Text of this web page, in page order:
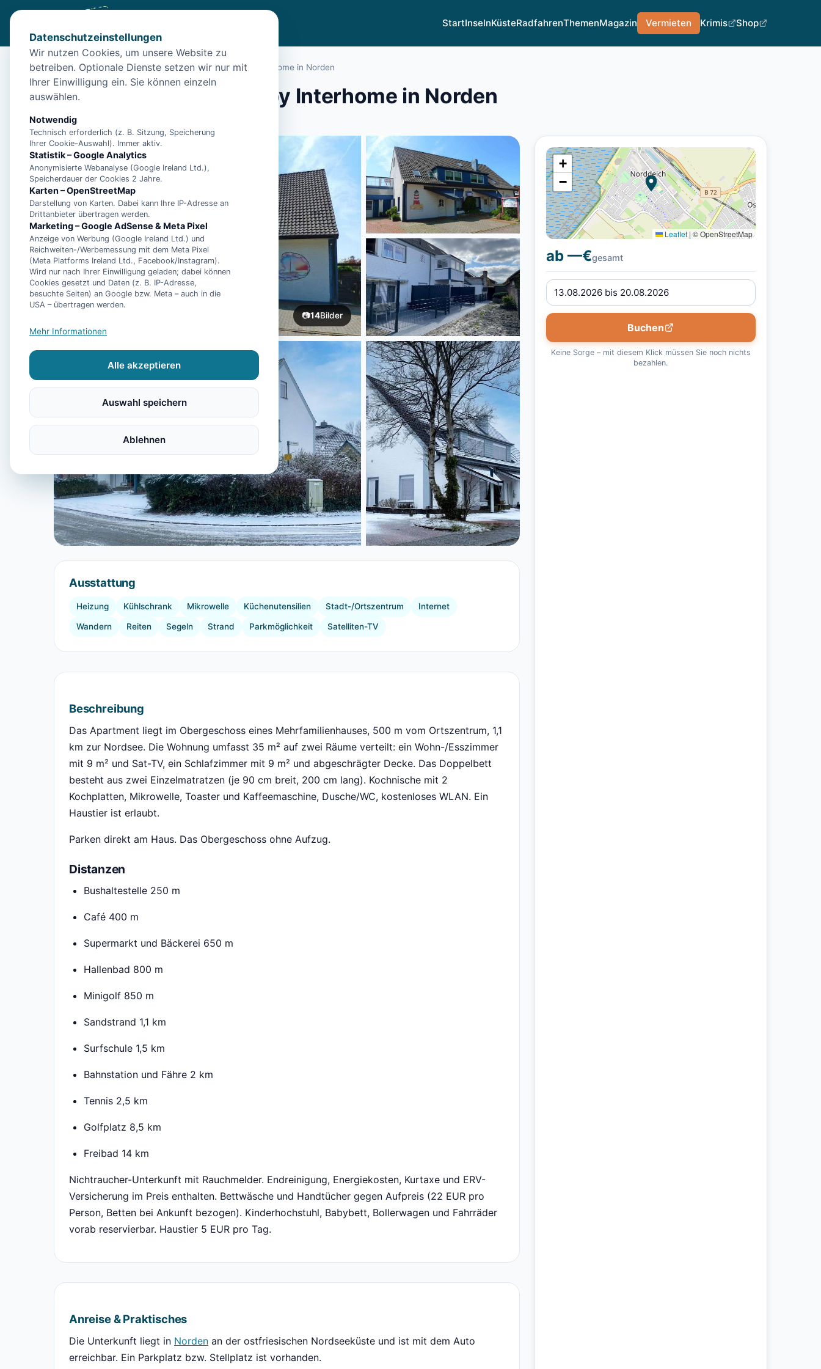
StartInselnKüsteRadfahrenThemenMagazin Vermieten Krimis Shop
Start Unterkünfte Norden/Ferienwohnung Mole by Interhome in Norden
Ferienwohnung Mole by Interhome in Norden
26506 Norden
📷14Bilder
Ausstattung
Heizung Kühlschrank Mikrowelle Küchenutensilien Stadt-/Ortszentrum Internet
Wandern Reiten Segeln Strand Parkmöglichkeit Satelliten-TV
Beschreibung
Das Apartment liegt im Obergeschoss eines Mehrfamilienhauses, 500 m vom Ortszentrum, 1,1
km zur Nordsee. Die Wohnung umfasst 35 m² auf zwei Räume verteilt: ein Wohn-/Esszimmer
mit 9 m² und Sat-TV, ein Schlafzimmer mit 9 m² und abgeschrägter Decke. Das Doppelbett
besteht aus zwei Einzelmatratzen (je 90 cm breit, 200 cm lang). Kochnische mit 2
Kochplatten, Mikrowelle, Toaster und Kaffeemaschine, Dusche/WC, kostenloses WLAN. Ein
Haustier ist erlaubt.
Parken direkt am Haus. Das Obergeschoss ohne Aufzug.
Distanzen
Bushaltestelle 250 m
Café 400 m
Supermarkt und Bäckerei 650 m
Hallenbad 800 m
Minigolf 850 m
Sandstrand 1,1 km
Surfschule 1,5 km
Bahnstation und Fähre 2 km
Tennis 2,5 km
Golfplatz 8,5 km
Freibad 14 km
Nichtraucher-Unterkunft mit Rauchmelder. Endreinigung, Energiekosten, Kurtaxe und ERV-
Versicherung im Preis enthalten. Bettwäsche und Handtücher gegen Aufpreis (22 EUR pro
Person, Betten bei Ankunft bezogen). Kinderhochstuhl, Babybett, Bollerwagen und Fahrräder
vorab reservierbar. Haustier 5 EUR pro Tag.
Anreise & Praktisches
Die Unterkunft liegt in Norden an der ostfriesischen Nordseeküste und ist mit dem Auto
erreichbar. Ein Parkplatz bzw. Stellplatz ist vorhanden.
+
−
Leaflet |© OpenStreetMap
ab —€gesamt
Buchen
Keine Sorge – mit diesem Klick müssen Sie noch nichts
bezahlen.
Datenschutzeinstellungen
Wir nutzen Cookies, um unsere Website zu
betreiben. Optionale Dienste setzen wir nur mit
Ihrer Einwilligung ein. Sie können einzeln
auswählen.
Notwendig
Technisch erforderlich (z. B. Sitzung, Speicherung
Ihrer Cookie-Auswahl). Immer aktiv.
Statistik – Google Analytics
Anonymisierte Webanalyse (Google Ireland Ltd.),
Speicherdauer der Cookies 2 Jahre.
Karten – OpenStreetMap
Darstellung von Karten. Dabei kann Ihre IP-Adresse an
Drittanbieter übertragen werden.
Marketing – Google AdSense & Meta Pixel
Anzeige von Werbung (Google Ireland Ltd.) und
Reichweiten-/Werbemessung mit dem Meta Pixel
(Meta Platforms Ireland Ltd., Facebook/Instagram).
Wird nur nach Ihrer Einwilligung geladen; dabei können
Cookies gesetzt und Daten (z. B. IP-Adresse,
besuchte Seiten) an Google bzw. Meta – auch in die
USA – übertragen werden.
Mehr Informationen
Alle akzeptieren
Auswahl speichern
Ablehnen